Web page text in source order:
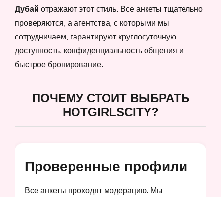
Дубай отражают этот стиль. Все анкеты тщательно
проверяются, а агентства, с которыми мы
сотрудничаем, гарантируют круглосуточную
доступность, конфиденциальность общения и
быстрое бронирование.
ПОЧЕМУ СТОИТ ВЫБРАТЬ
HOTGIRLSCITY?
Проверенные профили
Все анкеты проходят модерацию. Мы